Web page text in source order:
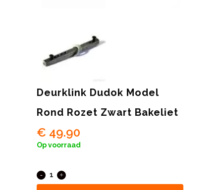
Deurklink Dudok Model
Rond Rozet Zwart Bakeliet
€ 49.90
Op voorraad